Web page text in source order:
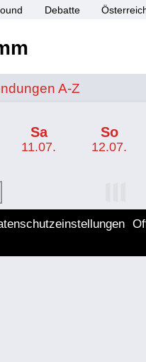
Debatte
von A bis Z
A-Z
Sa
11.07.
So
12.07.